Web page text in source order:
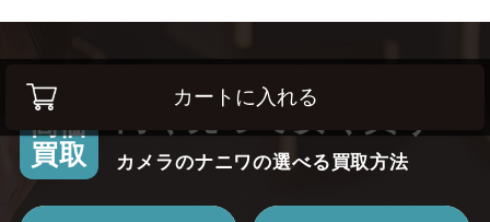
カートに入れる
高価
買取
高く売って安く買う！
カメラのナニワの選べる買取方法